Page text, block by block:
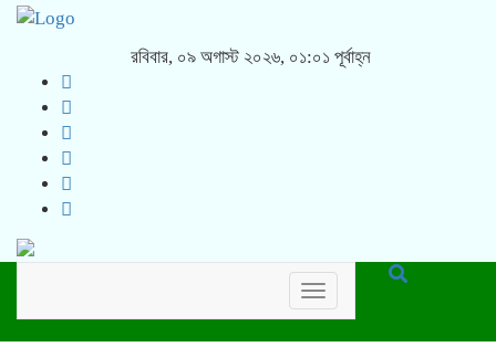
রবিবার, ০৯ অগাস্ট ২০২৬, ০১:০১ পূর্বাহ্ন
Toggle
navigation